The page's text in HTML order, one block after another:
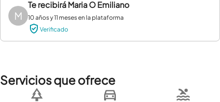
M
Te recibiráMaria O Emiliano
10 años y 11 meses en la plataforma
Verificado
Servicios que ofrece